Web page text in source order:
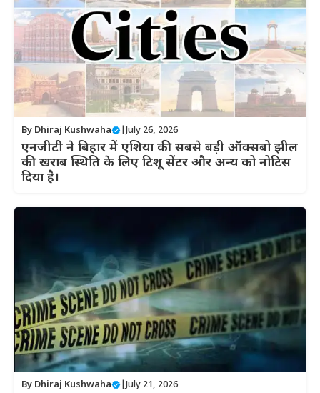
By Dhiraj Kushwaha July 26, 2026
एनजीटी ने बिहार में एशिया की सबसे बड़ी ऑक्सबो झील
की खराब स्थिति के लिए टिशू सेंटर और अन्य को नोटिस
दिया है।
By Dhiraj Kushwaha July 21, 2026